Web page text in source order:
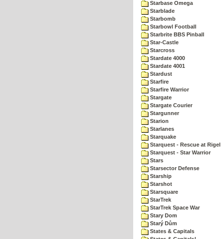
Starbase Omega
Starblade
Starbomb
Starbowl Football
Starbrite BBS Pinball
Star-Castle
Starcross
Stardate 4000
Stardate 4001
Stardust
Starfire
Starfire Warrior
Stargate
Stargate Courier
Stargunner
Starion
Starlanes
Starquake
Starquest - Rescue at Rigel
Starquest - Star Warrior
Stars
Starsector Defense
Starship
Starshot
Starsquare
StarTrek
StarTrek Space War
Stary Dom
Starý Dům
States & Capitals